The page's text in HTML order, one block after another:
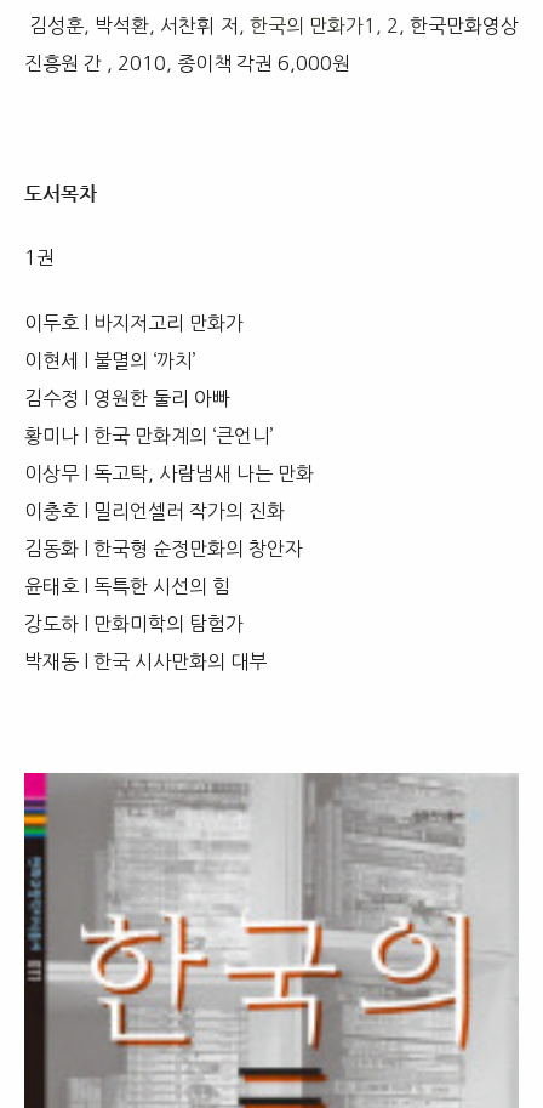
김성훈, 박석환, 서찬휘 저, 한국의 만화가1, 2
, 한국만화영상
진흥원 간 , 2010, 종이책 각권 6,000원
도서목차
1권
이두호 l 바지저고리 만화가
이현세 l 불멸의 ‘까치’
김수정 l 영원한 둘리 아빠
황미나 l 한국 만화계의 ‘큰언니’
이상무 l 독고탁, 사람냄새 나는 만화
이충호 l 밀리언셀러 작가의 진화
김동화 l 한국형 순정만화의 창안자
윤태호 l 독특한 시선의 힘
강도하 l 만화미학의 탐험가
박재동 l 한국 시사만화의 대부